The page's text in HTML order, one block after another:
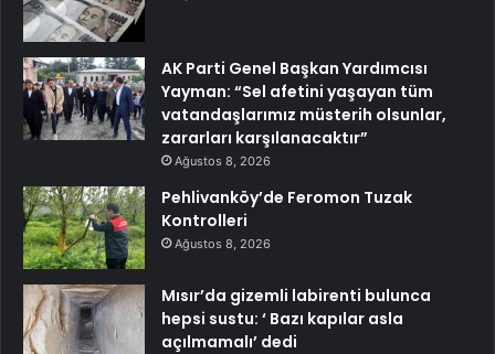
AK Parti Genel Başkan Yardımcısı
Yayman: “Sel afetini yaşayan tüm
vatandaşlarımız müsterih olsunlar,
zararları karşılanacaktır”
Ağustos 8, 2026
Pehlivanköy’de Feromon Tuzak
Kontrolleri
Ağustos 8, 2026
Mısır’da gizemli labirenti bulunca
hepsi sustu: ‘ Bazı kapılar asla
açılmamalı’ dedi